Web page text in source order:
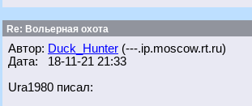
Re: Вольерная охота
Автор: Duck_Hunter (---.ip.moscow.rt.ru)
Дата: 18-11-21 21:33
Ura1980 писал: